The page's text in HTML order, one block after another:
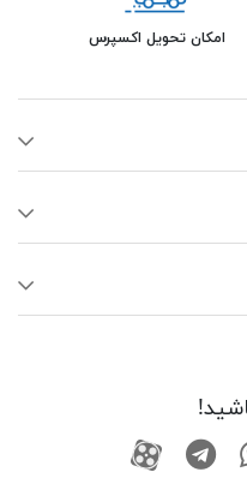
امکان تحویل اکسپرس
تلگرامآپارات